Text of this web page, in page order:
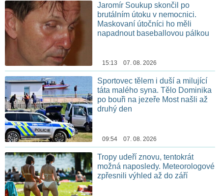
Jaromír Soukup skončil po
brutálním útoku v nemocnici.
Maskovaní útočníci ho měli
napadnout baseballovou pálkou
15:13 07. 08. 2026
Sportovec tělem i duší a milující
táta malého syna. Tělo Dominika
po bouři na jezeře Most našli až
druhý den
09:54 07. 08. 2026
Tropy udeří znovu, tentokrát
možná naposledy. Meteorologové
zpřesnili výhled až do září